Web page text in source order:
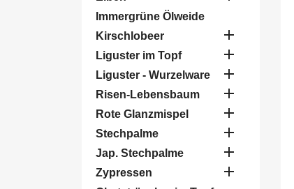
Immergrüne Ölweide
Kirschlobeer

Liguster im Topf 
Liguster - Wurzelware 
Risen-Lebensbaum 
Rote Glanzmispel 
Stechpalme 
Jap. Stechpalme 
Zypressen 